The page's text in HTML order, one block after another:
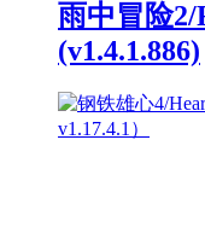
雨中冒险
(v1.4.1.886)